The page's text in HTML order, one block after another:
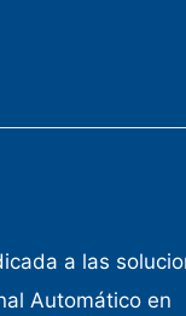
a las
Automático en